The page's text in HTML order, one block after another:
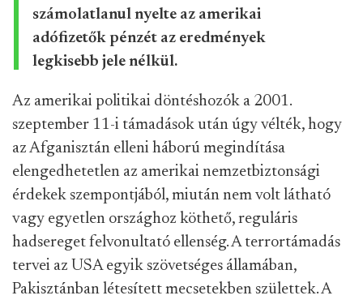
számolatlanul nyelte az amerikai
adófizetők pénzét az eredmények
legkisebb jele nélkül.
Az amerikai politikai döntéshozók a 2001.
szeptember 11-i támadások után úgy vélték, hogy
az Afganisztán elleni háború megindítása
elengedhetetlen az amerikai nemzetbiztonsági
érdekek szempontjából, miután nem volt látható
vagy egyetlen országhoz köthető, reguláris
hadsereget felvonultató ellenség. A terrortámadás
tervei az USA egyik szövetséges államában,
Pakisztánban létesített mecsetekben születtek. A